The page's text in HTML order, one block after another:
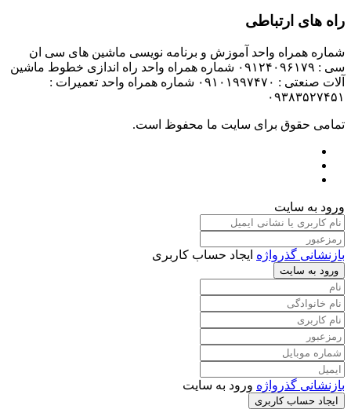
راه های ارتباطی
شماره همراه واحد آموزش و برنامه نویسی ماشین های سی ان
سی : ۰۹۱۲۴۰۹۶۱۷۹ شماره همراه واحد راه اندازی خطوط ماشین
آلات صنعتی : ۰۹۱۰۱۹۹۷۴۷۰ شماره همراه واحد تعمیرات :
۰۹۳۸۳۵۲۷۴۵۱
تمامی حقوق برای سایت ما محفوظ است.
ورود به سایت
بازنشانی گذرواژه ایجاد حساب کاربری
ورود به سایت
بازنشانی گذرواژه ورود به سایت
ایجاد حساب کاربری